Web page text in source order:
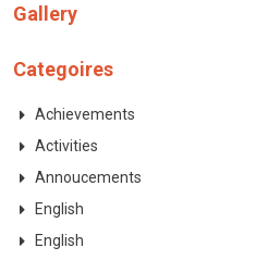
Gallery
Categoires
Achievements
Activities
Annoucements
English
English